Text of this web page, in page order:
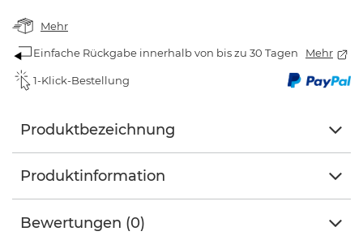
Mehr
Einfache Rückgabe innerhalb von bis zu 30 Tagen Mehr
1-Klick-Bestellung
Produktbezeichnung
Produktinformation
Bewertungen (0)